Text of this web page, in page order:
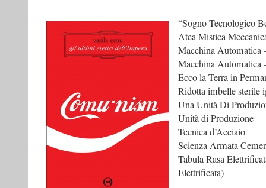
“Sogno Tecnologico
Atea Mistica
Macchina Automatica
Macchina Automatica
Ecco la Terra in
Ridotta imbelle sterile
Una Unità Di
Unità di Produzione
Tecnica d’Acciaio
Scienza Armata
Tabula Rasa
Elettrificata)